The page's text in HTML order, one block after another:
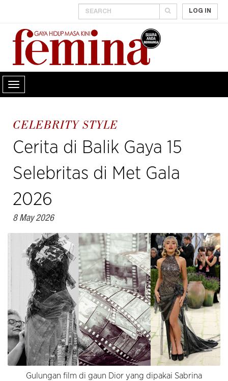
LOG IN
CELEBRITY STYLE
Cerita di Balik Gaya 15
Selebritas di Met Gala
2026
8 May 2026
Gulungan film di gaun Dior yang dipakai Sabrina